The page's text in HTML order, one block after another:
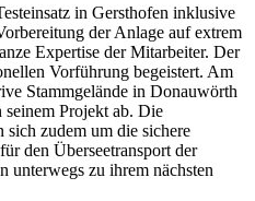
in Gersthofen inklusive
der Anlage auf extrem
Expertise der Mitarbeiter. Der
Vorführung begeistert. Am
Stammgelände in Donauwörth
Projekt ab. Die
zudem um die sichere
den Überseetransport der
unterwegs zu ihrem nächsten